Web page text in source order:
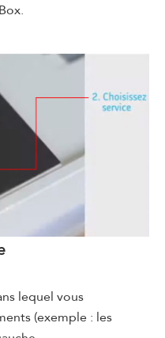
lequel vous
(exemple : les